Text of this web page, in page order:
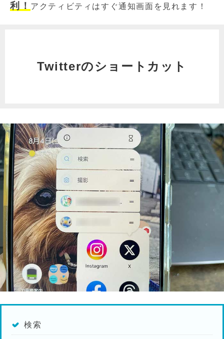
利！ アクティビティはすぐ通知画面を見れます！
Twitterのショートカット
検索